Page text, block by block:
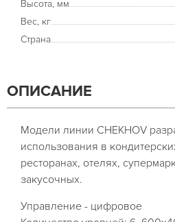
Высота, мм
Вес, кг
Страна
ОПИСАНИЕ
Модели линии CHEKHOV
использования в
ресторанах, отелях,
закусочных.
Управление - цифровое